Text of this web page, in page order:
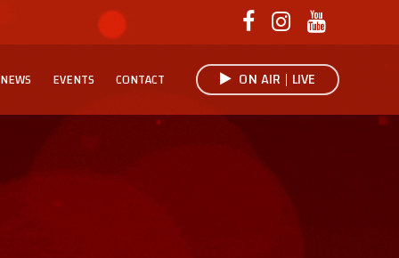
NEWS EVENTS CONTACT ON AIR | LIVE